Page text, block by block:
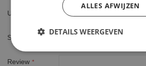
star
stars
stars
stars
stars
Uw naam
Samenvatting
Review
ALLES AFWIJZEN
DETAILS WEERGEVEN